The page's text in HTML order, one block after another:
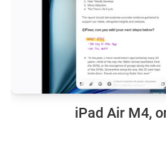
iPad Air M4,